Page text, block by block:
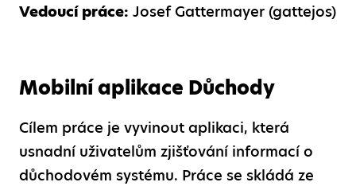
Vedoucí práce: Josef Gattermayer (gattejos)
Mobilní aplikace Důchody
Cílem práce je vyvinout aplikaci, která
usnadní uživatelům zjišťování informací o
důchodovém systému. Práce se skládá ze